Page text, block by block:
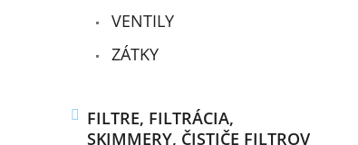
VENTILY
ZÁTKY
FILTRE, FILTRÁCIA,
SKIMMERY, ČISTIČE FILTROV